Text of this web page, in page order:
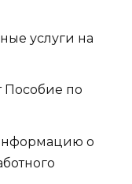
услуги на
Пособие по
о